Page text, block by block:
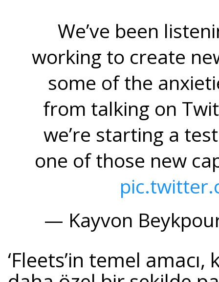
We’ve been
working to create
some of the
from talking on
we’re starting a
one of those new
— Kayvon
‘Fleets’in temel